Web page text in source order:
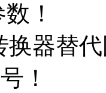
！
换器替
！